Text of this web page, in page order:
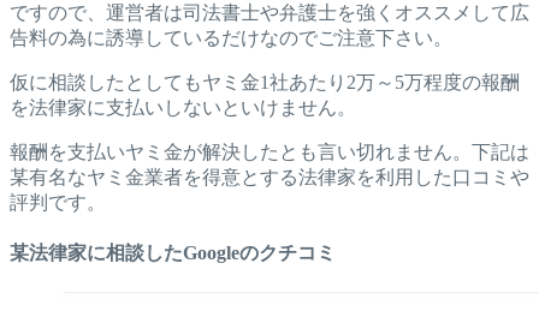
ですので、運営者は司法書士や弁護士を強くオススメして広
告料の為に誘導しているだけなのでご注意下さい。
仮に相談したとしてもヤミ金1社あたり2万～5万程度の報酬
を法律家に支払いしないといけません。
報酬を支払いヤミ金が解決したとも言い切れません。下記は
某有名なヤミ金業者を得意とする法律家を利用した口コミや
評判です。
某法律家に相談したGoogleのクチコミ